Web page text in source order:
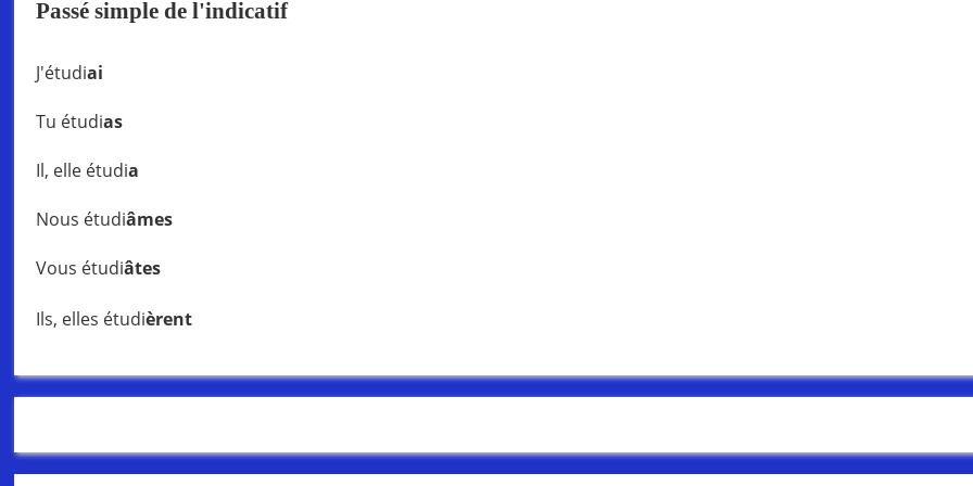
Passé simple de l'indicatif
J'étudiai
Tu étudias
Il, elle étudia
Nous étudiâmes
Vous étudiâtes
Ils, elles étudièrent